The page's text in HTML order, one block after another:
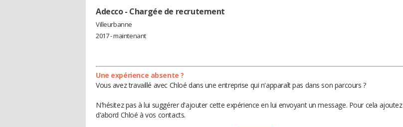
Adecco- Chargée de recrutement
Villeurbanne
2017 - maintenant
Une expérience absente ?
Vous avez travaillé avec Chloé dans une entreprise qui n'apparaît pas dans son parcours ?
N'hésitez pas à lui suggérer d'ajouter cette expérience en lui envoyant un message. Pour cela ajoutez
d'abord Chloé à vos contacts.